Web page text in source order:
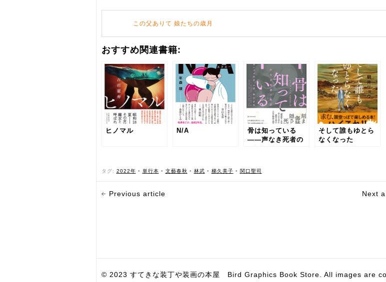
この父ありて 娘たちの歳月
おすすめ関連書籍:
ヒノマル N/A
骨は知っている
――声なき死者の
そして誰もゆとら
なくなった
タグ: 2022年 • 単行本 • 文藝春秋 • 林武 • 梯久美子 • 関口聖司
Previous article Next
© 2023 すてきな装丁や装画の本屋 Bird Graphics Book Store. All images are